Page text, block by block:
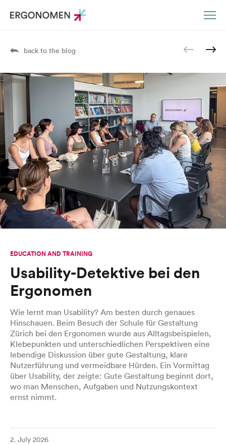
back to the blog
EDUCATION AND TRAINING
Usability-Detektive bei den
Ergonomen
Wie lernt man Usability? Am besten durch genaues
Hinschauen. Beim Besuch der Schule für Gestaltung
Zürich bei den Ergonomen wurde aus Alltagsbeispielen,
Klebepunkten und unterschiedlichen Perspektiven eine
lebendige Diskussion über gute Gestaltung, klare
Nutzerführung und vermeidbare Hürden. Ein Vormittag
über Usability, der zeigte: Gute Gestaltung beginnt dort,
wo man Menschen, Aufgaben und Nutzungskontext
ernst nimmt.
2. July 2026
DE EN